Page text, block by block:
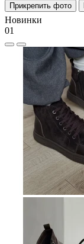
Прикрепить фото
Новинки
01